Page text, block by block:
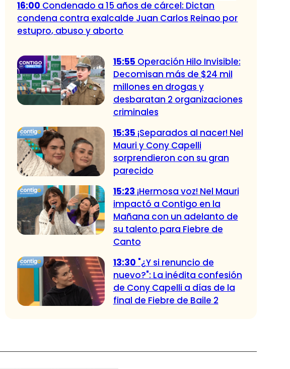
16:00 Condenado a 15 años de cárcel: Dictan
condena contra exalcalde Juan Carlos Reinao por
estupro, abuso y aborto
15:55 Operación Hilo Invisible:
Decomisan más de $24 mil
millones en drogas y
desbaratan 2 organizaciones
criminales
15:35 ¡Separados al nacer! Nel
Mauri y Cony Capelli
sorprendieron con su gran
parecido
15:23 ¡Hermosa voz! Nel Mauri
impactó a Contigo en la
Mañana con un adelanto de
su talento para Fiebre de
Canto
13:30 "¿Y si renuncio de
nuevo?": La inédita confesión
de Cony Capelli a días de la
final de Fiebre de Baile 2